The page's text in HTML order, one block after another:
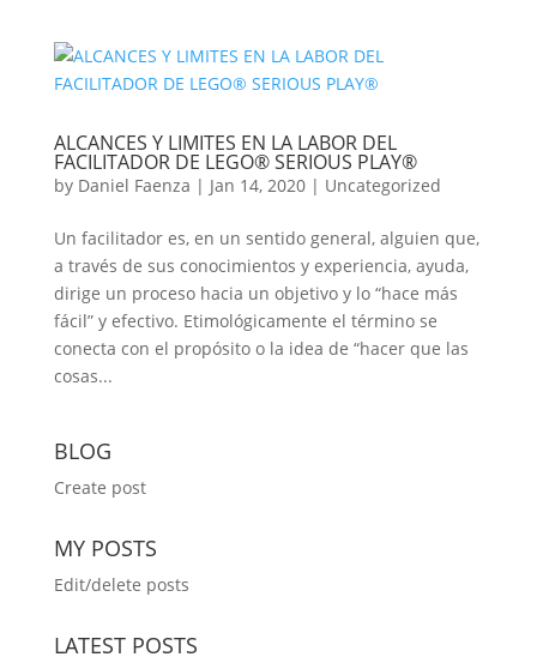
ALCANCES Y LIMITES EN LA LABOR DEL
FACILITADOR DE LEGO® SERIOUS PLAY®
by Daniel Faenza | Jan 14, 2020| Uncategorized
Un facilitador es, en un sentido general, alguien que,
a través de sus conocimientos y experiencia, ayuda,
dirige un proceso hacia un objetivo y lo “hace más
fácil” y efectivo. Etimológicamente el término se
conecta con el propósito o la idea de “hacer que las
cosas...
BLOG
Create post
MY POSTS
Edit/delete posts
LATEST POSTS